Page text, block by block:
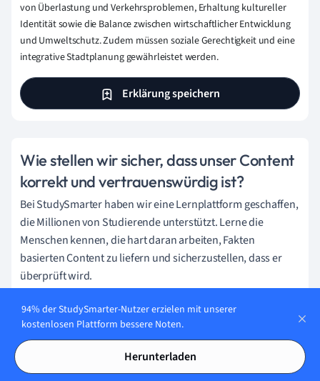
von Überlastung und Verkehrsproblemen, Erhaltung kultureller
Identität sowie die Balance zwischen wirtschaftlicher Entwicklung
und Umweltschutz. Zudem müssen soziale Gerechtigkeit und eine
integrative Stadtplanung gewährleistet werden.
Erklärung speichern
Wie stellen wir sicher, dass unser Content
korrekt und vertrauenswürdig ist?
Bei StudySmarter haben wir eine Lernplattform geschaffen,
die Millionen von Studierende unterstützt. Lerne die
Menschen kennen, die hart daran arbeiten, Fakten
basierten Content zu liefern und sicherzustellen, dass er
überprüft wird.
Content-Erstellungsprozess:
Lily Hulatt
94% der StudySmarter-Nutzer erzielen mit unserer
kostenlosen Plattform bessere Noten.
Herunterladen